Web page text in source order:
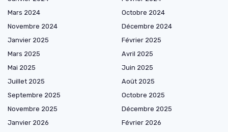
Mars 2024
Octobre 2024
Novembre 2024
Décembre 2024
Janvier 2025
Février 2025
Mars 2025
Avril 2025
Mai 2025
Juin 2025
Juillet 2025
Août 2025
Septembre 2025
Octobre 2025
Novembre 2025
Décembre 2025
Janvier 2026
Février 2026